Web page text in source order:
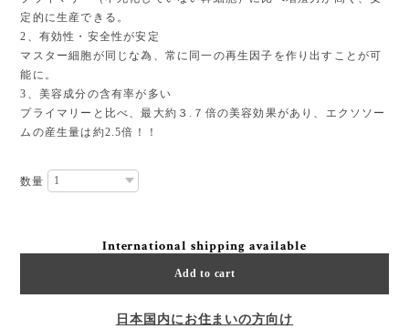
定的に生産できる。
2、有効性・安全性が安定
マスター細胞が同じな為、常に同一の再生因子を作り出すことが可
能に。
3、美容成分の含有率が多い
プライマリーと比べ、最大約３.７倍の美容効果があり、エクソソー
ムの産生量は約2.5倍！！
数量
International shipping available
Add to cart
日本国内にお住まいの方向け